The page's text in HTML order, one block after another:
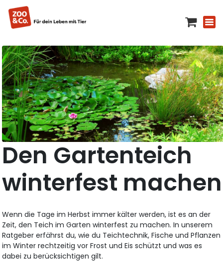
Den Gartenteich
winterfest machen
Wenn die Tage im Herbst immer kälter werden, ist es an der
Zeit, den Teich im Garten winterfest zu machen. In unserem
Ratgeber erfährst du, wie du Teichtechnik, Fische und Pflanzen
im Winter rechtzeitig vor Frost und Eis schützt und was es
dabei zu berücksichtigen gilt.